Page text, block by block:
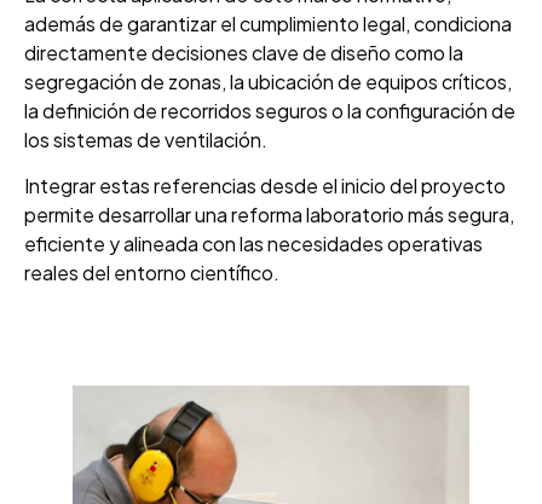
además de garantizar el cumplimiento legal, condiciona
directamente decisiones clave de diseño como la
segregación de zonas, la ubicación de equipos críticos,
la definición de recorridos seguros o la configuración de
los sistemas de ventilación.
Integrar estas referencias desde el inicio del proyecto
permite desarrollar una reforma laboratorio más segura,
eficiente y alineada con las necesidades operativas
reales del entorno científico.